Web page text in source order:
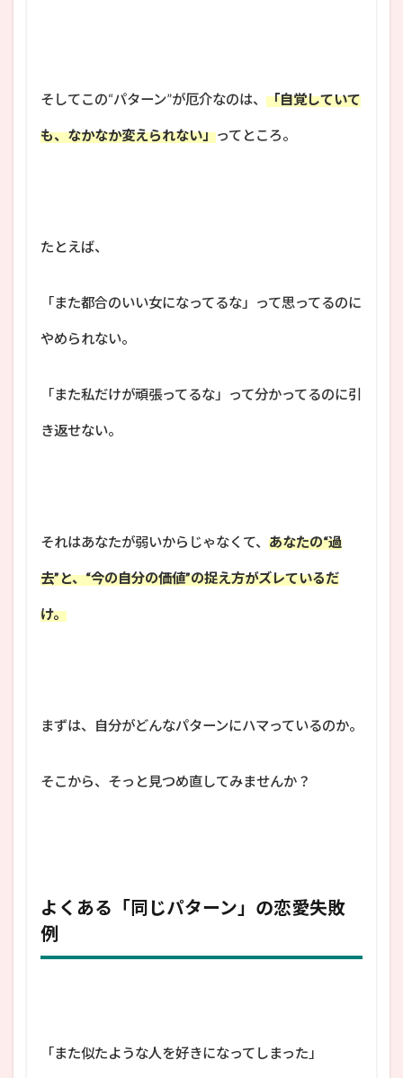
そしてこの“パターン”が厄介なのは、 「自覚していて
も、なかなか変えられない」ってところ。
たとえば、
「また都合のいい女になってるな」って思ってるのに
やめられない。
「また私だけが頑張ってるな」って分かってるのに引
き返せない。
それはあなたが弱いからじゃなくて、 あなたの“過
去”と、“今の自分の価値”の捉え方がズレているだ
け。
まずは、自分がどんなパターンにハマっているのか。
そこから、そっと見つめ直してみませんか？
よくある「同じパターン」の恋愛失敗
例
「また似たような人を好きになってしまった」